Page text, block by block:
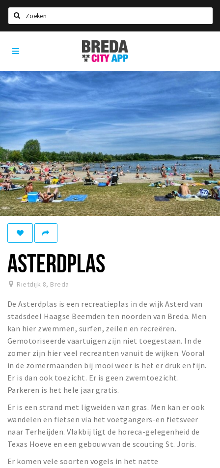
Home
Agenda
Deals
Party pics
Nieuws, interviews & blogs
Eten
Drinken
Slapen
Recreatief
Winkels
Winkelgebieden
Bezienswaardigheden
Musea, theaters & podia
Uitjes & activiteiten
Toeristische routes
Natuurgebieden
Baroniepoorten
Sport
Privacy
Inloggen
Breda
City
App
ASTERDPLAS
Rietdijk 8, Breda
De Asterdplas is een recreatieplas in de wijk Asterd van
stadsdeel Haagse Beemden ten noorden van Breda. Men
kan hier zwemmen, surfen, zeilen en recreëren.
Gemotoriseerde vaartuigen zijn niet toegestaan. In de
zomer zijn hier veel recreanten vanuit de wijken. Vooral
in de zomermaanden bij mooi weer is het er druk en fijn.
Er is dan ook toezicht. Er is geen zwemtoezicht.
Parkeren is het hele jaar gratis.
Er is een strand met ligweiden van gras. Men kan er ook
wandelen en fietsen via het voetgangers-en fietsveer
naar Terheijden. Vlakbij ligt de horeca-gelegenheid de
Texas Hoeve en een gebouw van de scouting St. Joris.
Er komen vele soorten vogels in het natte